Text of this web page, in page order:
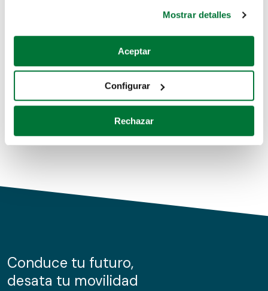
Si lo permite, también quisiéramos:
Recopilar información sobre su ubicación geográfica
Identificar su dispositivo analizándolo activamente
para buscar características específicas (huellas
Obtenga más información sobre cómo se procesan sus
de cookies.
información sobre el uso que haga del sitio web con
nuestros partners de redes sociales, publicidad y análisis
Mostrar detalles
Aceptar
Configurar
Rechazar
Coches de segunda mano
Coches de km0
Conduce tu futuro,
desata tu movilidad